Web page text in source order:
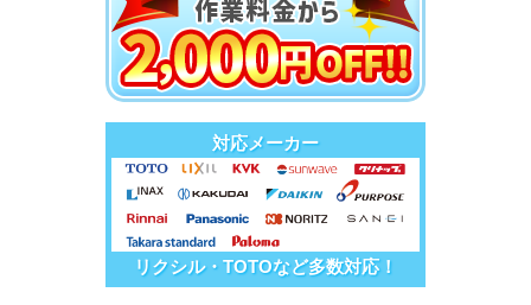
対応メーカー
リクシル・TOTOなど多数対応！